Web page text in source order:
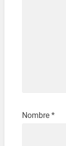
Nombre *